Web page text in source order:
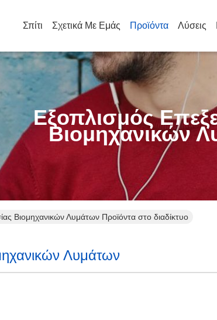
Σπίτι Σχετικά Με Εμάς Προϊόντα Λύσεις
Εξοπλισμός
Βιομηχανικών
Βιομηχανικών Λυμάτων Προϊόντα στο διαδίκτυο
Λυμάτων